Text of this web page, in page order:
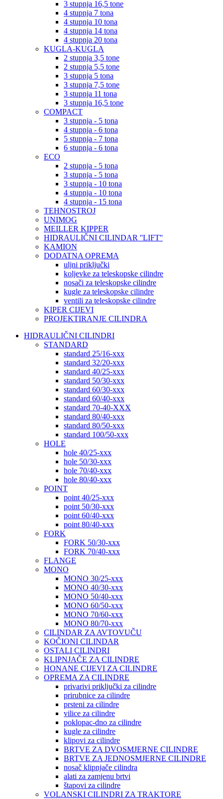
3 stupnja 16,5 tone
4 stupnja 7 tona
4 stupnja 10 tona
4 stupnja 14 tona
4 stupnja 20 tona
KUGLA-KUGLA
2 stupnja 3,5 tone
2 stupnja 5,5 tone
3 stupnja 5 tona
3 stupnja 7,5 tone
3 stupnja 11 tona
3 stupnja 16,5 tone
COMPACT
3 stupnja - 5 tona
4 stupnja - 6 tona
5 stupnja - 7 tona
6 stupnja - 6 tona
ECO
2 stupnja - 5 tona
3 stupnja - 5 tona
3 stupnja - 10 tona
4 stupnja - 10 tona
4 stupnja - 15 tona
TEHNOSTROJ
UNIMOG
MEILLER KIPPER
HIDRAULIČNI CILINDAR ''LIFT''
KAMION
DODATNA OPREMA
uljni priključki
koljevke za teleskopske cilindre
nosači za teleskopske cilindre
kugle za teleskopske cilindre
ventili za teleskopske cilindre
KIPER CIJEVI
PROJEKTIRANJE CILINDRA
HIDRAULIČNI CILINDRI
STANDARD
standard 25/16-xxx
standard 32/20-xxx
standard 40/25-xxx
standard 50/30-xxx
standard 60/30-xxx
standard 60/40-xxx
standard 70-40-XXX
standard 80/40-xxx
standard 80/50-xxx
standard 100/50-xxx
HOLE
hole 40/25-xxx
hole 50/30-xxx
hole 70/40-xxx
hole 80/40-xxx
POINT
point 40/25-xxx
point 50/30-xxx
point 60/40-xxx
point 80/40-xxx
FORK
FORK 50/30-xxx
FORK 70/40-xxx
FLANGE
MONO
MONO 30/25-xxx
MONO 40/30-xxx
MONO 50/40-xxx
MONO 60/50-xxx
MONO 70/60-xxx
MONO 80/70-xxx
CILINDAR ZA AVTOVUČU
KOČIONI CILINDAR
OSTALI CILINDRI
KLIPNJAČE ZA CILINDRE
HONANE CIJEVI ZA CILINDRE
OPREMA ZA CILINDRE
privarivi priključki za cilindre
prirubnice za cilindre
prsteni za cilindre
vilice za cilindre
poklopac-dno za cilindre
kugle za cilindre
klipovi za cilindre
BRTVE ZA DVOSMJERNE CILINDRE
BRTVE ZA JEDNOSMJERNE CILINDRE
nosač klipnjače cilindra
alati za zamjenu brtvi
štapovi za cilindre
VOLANSKI CILINDRI ZA TRAKTORE